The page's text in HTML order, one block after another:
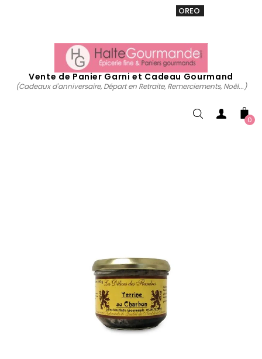
OREO
Vente de Panier Garni et Cadeau Gourmand
(Cadeaux d'anniversaire, Départ en Retraite, Remerciements, Noël...)
0